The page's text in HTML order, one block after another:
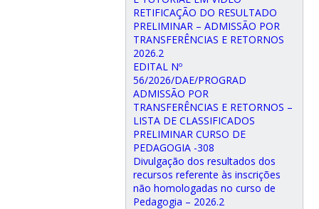
RETIFICAÇÃO DO RESULTADO
PRELIMINAR – ADMISSÃO POR
TRANSFERÊNCIAS E RETORNOS
2026.2
EDITAL Nº
56/2026/DAE/PROGRAD
ADMISSÃO POR
TRANSFERÊNCIAS E RETORNOS –
LISTA DE CLASSIFICADOS
PRELIMINAR CURSO DE
PEDAGOGIA -308
Divulgação dos resultados dos
recursos referente às inscrições
não homologadas no curso de
Pedagogia – 2026.2